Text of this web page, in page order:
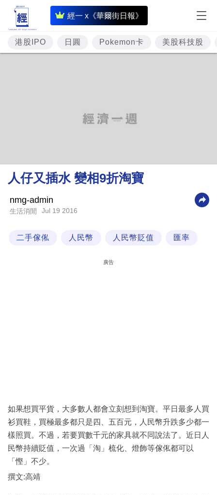
經一 x《華爾街日報》
即
時
財
經
理
財
業
閱
專
區
港股IPO 日圓 Pokemon卡 美股科技股
人仔又插水 變相9折淘寶
nmg-admin
生活消閒 Jul 19 2016
二手傢俬 人民幣 人民幣貶值 匯率
廣告
如果想買平貨，大多數人都會立刻想到淘寶。平日最多人買
衫買鞋，買極最多都只是四、五百元，人民幣升跌多少都一
樣照買。不過，若要買數千元的家具就不同說法了。近日人
民幣持續貶值，一次過「淘」梳化、燈飾等傢俬都可以
「慳」不少。
撰文:高靖